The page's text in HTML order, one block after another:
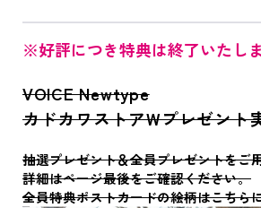
※好評につき特典は終了いたし
VOICE Newtype
カドカワストアWプレゼント
抽選プレゼント＆全員プレゼントをご
詳細はページ最後をご確認ください。
全員特典ポストカードの絵柄はこちら